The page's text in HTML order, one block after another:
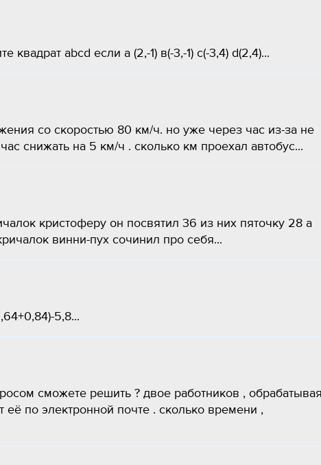
квадрат abcd если а (2,-1) в(-3,-1) c(-3,4) d(2,4)...
со скоростью 80 км/ч. но уже через час из-за не
снижать на 5 км/ч . сколько км проехал автобус...
кристоферу он посвятил 36 из них пяточку 28 а
винни-пух сочинил про себя...
5,8...
сможете решить ? двое работников , обрабатывая
по электронной почте . сколько времени ,